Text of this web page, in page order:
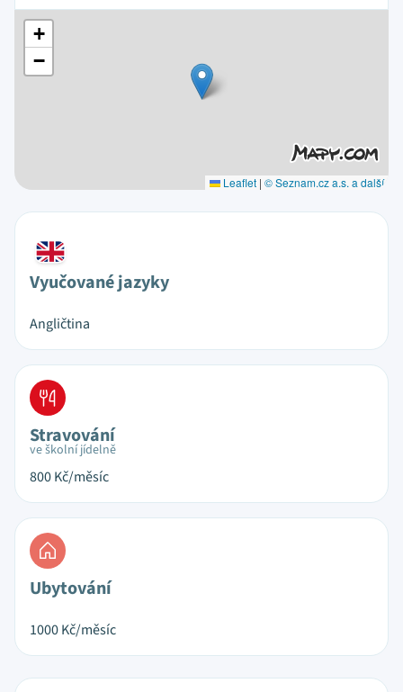
+
−
Leaflet | © Seznam.cz a.s. a další
Vyučované jazyky
Angličtina
Stravování
ve školní jídelně
800Kč/měsíc
Ubytování
1000Kč/měsíc